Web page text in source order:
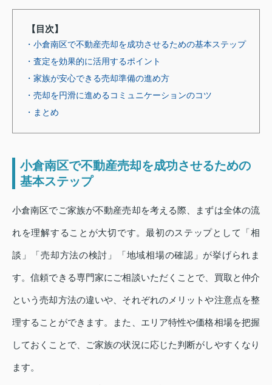
【目次】
・小倉南区で不動産売却を成功させるための基本ステップ
・査定を効果的に活用するポイント
・家族が安心できる売却準備の進め方
・売却を円滑に進めるコミュニケーションのコツ
・まとめ
小倉南区で不動産売却を成功させるための
基本ステップ
小倉南区でご家族が不動産売却を考える際、まずは全体の流
れを理解することが大切です。最初のステップとして「相
談」「売却方法の検討」「地域相場の確認」が挙げられま
す。信頼できる専門家にご相談いただくことで、買取と仲介
という売却方法の違いや、それぞれのメリットや注意点を整
理することができます。また、エリア特性や価格相場を把握
しておくことで、ご家族の状況に応じた判断がしやすくなり
ます。